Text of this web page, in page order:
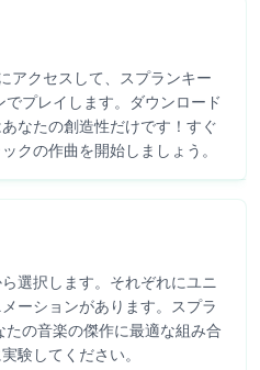
アクセスして、スプランキー
プレイします。ダウンロード
なたの創造性だけです！すぐ
クの作曲を開始しましょう。
選択します。それぞれにユニ
ーションがあります。スプラ
の音楽の傑作に最適な組み合
験してください。